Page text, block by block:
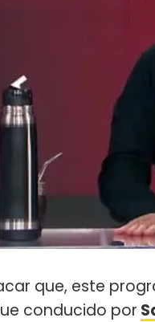
que, este
conducido por